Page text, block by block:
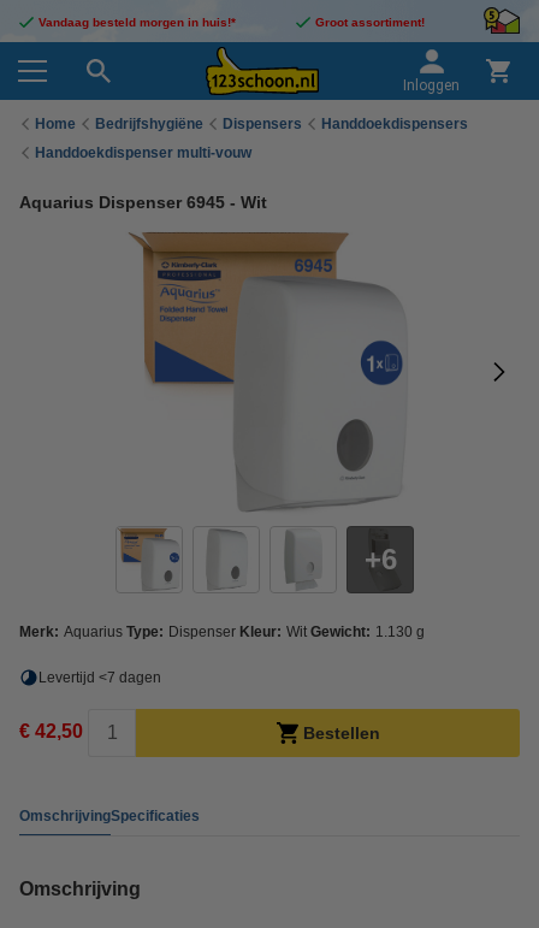
Vandaag besteld morgen in huis!* Groot assortiment!
Inloggen
Home Bedrijfshygiëne Dispensers
Handdoekdispensers
Handdoekdispenser multi-vouw
Aquarius Dispenser 6945 - Wit
6
Merk: Aquarius Type: Dispenser Kleur: Wit Gewicht: 1.130 g
Levertijd <7 dagen
€ 42,50 Bestellen
OmschrijvingSpecificaties
Omschrijving